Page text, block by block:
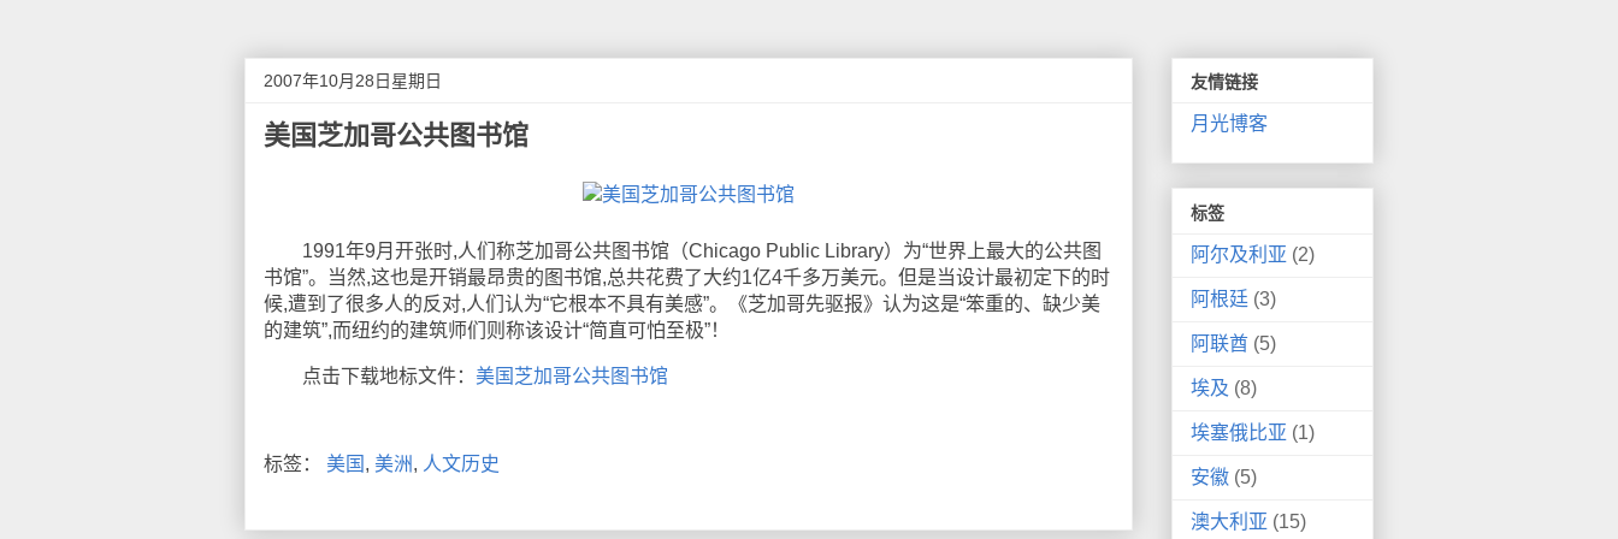
2007年10月28日星期日
美国芝加哥公共图书馆
1991年9月开张时,人们称芝加哥公共图书馆（Chicago Public Library）为“世界上最大的公共图
书馆”。当然,这也是开销最昂贵的图书馆,总共花费了大约1亿4千多万美元。但是当设计最初定下的时
候,遭到了很多人的反对,人们认为“它根本不具有美感”。《芝加哥先驱报》认为这是“笨重的、缺少美
的建筑”,而纽约的建筑师们则称该设计“简直可怕至极”！
点击下载地标文件： 美国芝加哥公共图书馆
标签： 美国 , 美洲, 人文历史
友情链接
月光博客
标签
阿尔及利亚 (2)
阿根廷 (3)
阿联酋 (5)
埃及 (8)
埃塞俄比亚 (1)
安徽 (5)
澳大利亚 (15)